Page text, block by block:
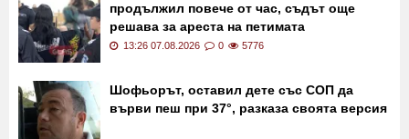
продължил повече от час, съдът още
решава за ареста на петимата
непълнолетни
13:26 07.08.2026 0 5776
Шофьорът, оставил дете със СОП да
върви пеш при 37°, разказа своята версия